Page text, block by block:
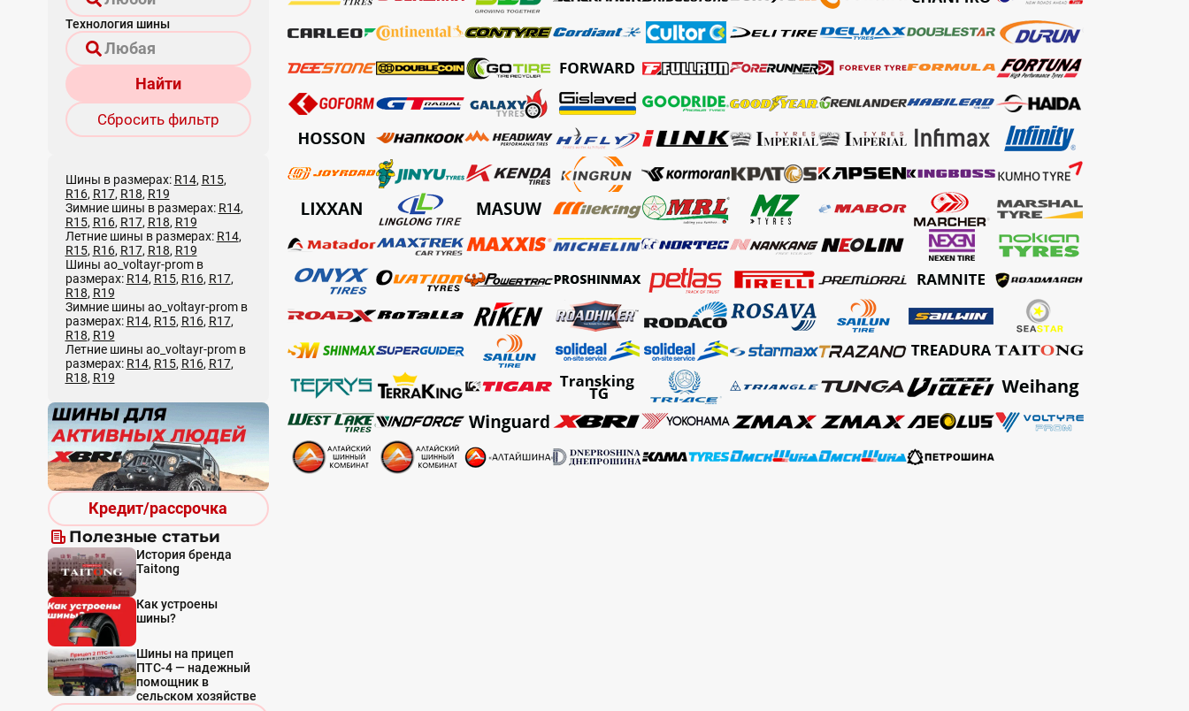
Технология шины
Найти
Сбросить фильтр
Шины в размерах: R14, R15,
R16, R17, R18, R19
Зимние шины в размерах: R14,
R15, R16, R17, R18, R19
Летние шины в размерах: R14,
R15, R16, R17, R18, R19
Шины ao_voltayr-prom в
размерах: R14, R15, R16, R17,
R18, R19
Зимние шины ao_voltayr-prom в
размерах: R14, R15, R16, R17,
R18, R19
Летние шины ao_voltayr-prom в
размерах: R14, R15, R16, R17,
R18, R19
Кредит/рассрочка
Полезные статьи
История бренда
Taitong
Как устроены
шины?
Шины на прицеп
ПТС-4 — надежный
помощник в
сельском хозяйстве